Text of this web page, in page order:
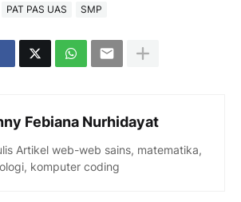
PAT PAS UAS SMP
Febiana Nurhidayat
Artikel web-web sains, matematika,
komputer coding